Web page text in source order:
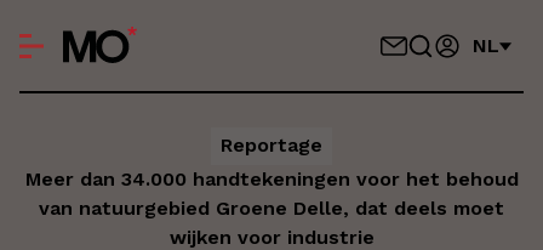
NL
Reportage
Meer dan 34.000 handtekeningen voor het behoud
van natuurgebied Groene Delle, dat deels moet
wijken voor industrie